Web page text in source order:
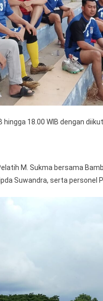
18.00 WIB dengan
M. Sukma bersama
Suwandra, serta personel